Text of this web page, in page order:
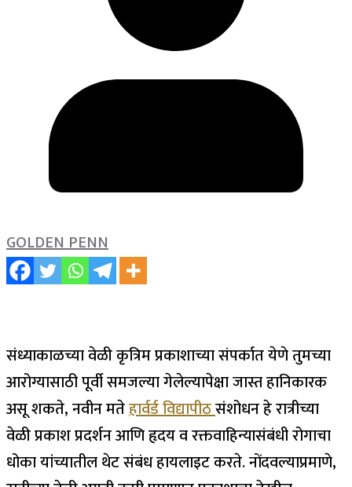
GOLDEN PENN
संध्याकाळच्या वेळी कृत्रिम प्रकाशाच्या संपर्कात येणे तुमच्या
आरोग्यासाठी पूर्वी समजल्या गेलेल्यापेक्षा जास्त हानिकारक
असू शकते, नवीन मतेहार्वर्ड विद्यापीठसंशोधन हे रात्रीच्या
वेळी प्रकाश प्रदर्शन आणि हृदय व रक्तवाहिन्यासंबंधी रोगाचा
धोका यांच्यातील थेट संबंध हायलाइट करते.नोंदवल्याप्रमाणे,